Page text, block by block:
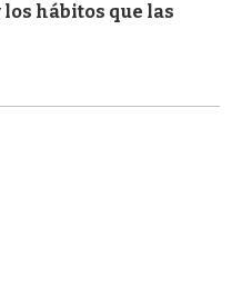
hábitos que las